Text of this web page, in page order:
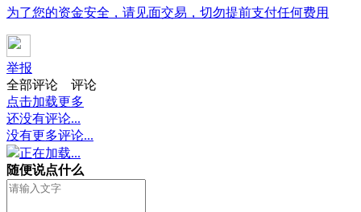
为了您的资金安全，请见面交易，切勿提前支付任何费用
举报
全部评论
评论
点击加载更多
还没有评论...
没有更多评论...
正在加载...
随便说点什么